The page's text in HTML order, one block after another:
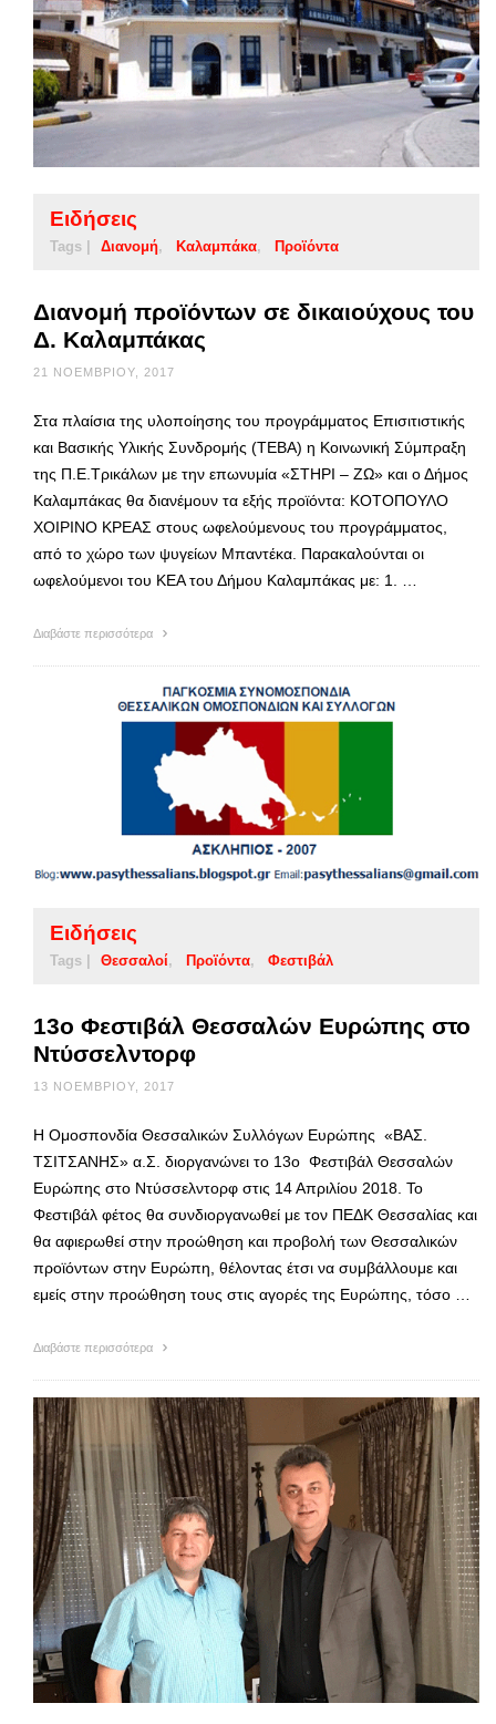
Ειδήσεις
Tags | Διανομή Καλαμπάκα Προϊόντα
Διανομή προϊόντων σε δικαιούχους του
Δ. Καλαμπάκας
21 ΝΟΕΜΒΡΊΟΥ, 2017
Στα πλαίσια της υλοποίησης του προγράμματος Επισιτιστικής
και Βασικής Υλικής Συνδρομής (ΤΕΒΑ) η Κοινωνική Σύμπραξη
της Π.Ε.Τρικάλων με την επωνυμία «ΣΤΗΡΙ – ΖΩ» και ο Δήμος
Καλαμπάκας θα διανέμουν τα εξής προϊόντα: ΚΟΤΟΠΟΥΛΟ
ΧΟΙΡΙΝΟ ΚΡΕΑΣ στους ωφελούμενους του προγράμματος,
από το χώρο των ψυγείων Μπαντέκα. Παρακαλούνται οι
ωφελούμενοι του ΚΕΑ του Δήμου Καλαμπάκας με: 1. …
Διαβάστε περισσότερα
Ειδήσεις
Tags | Θεσσαλοί Προϊόντα Φεστιβάλ
13ο Φεστιβάλ Θεσσαλών Ευρώπης στο
Ντύσσελντορφ
13 ΝΟΕΜΒΡΊΟΥ, 2017
Η Ομοσπονδία Θεσσαλικών Συλλόγων Ευρώπης «ΒΑΣ.
ΤΣΙΤΣΑΝΗΣ» α.Σ. διοργανώνει το 13ο Φεστιβάλ Θεσσαλών
Ευρώπης στο Ντύσσελντορφ στις 14 Απριλίου 2018. Το
Φεστιβάλ φέτος θα συνδιοργανωθεί με τον ΠΕΔΚ Θεσσαλίας και
θα αφιερωθεί στην προώθηση και προβολή των Θεσσαλικών
προϊόντων στην Ευρώπη, θέλοντας έτσι να συμβάλλουμε και
εμείς στην προώθηση τους στις αγορές της Ευρώπης, τόσο …
Διαβάστε περισσότερα